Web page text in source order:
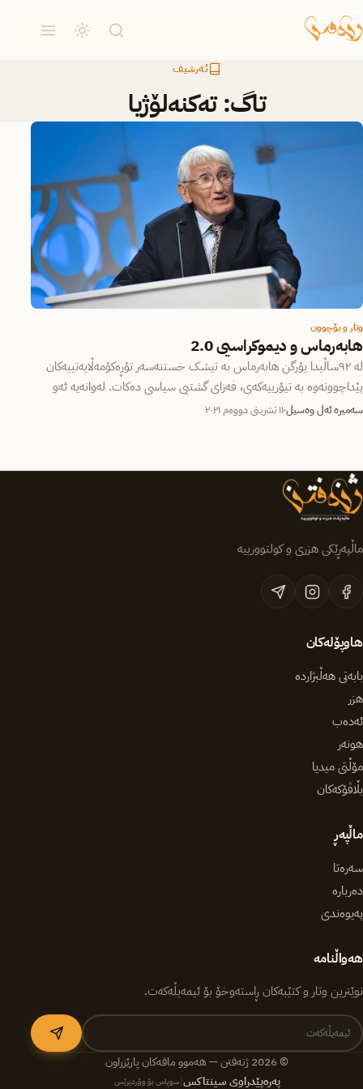
ئەرشیف
تاگ:تەکنەلۆژیا
وتار و بۆچوون
هابەرماس و دیموکراسیی 2.0
لە ٩٢ساڵیدا یۆرگن هابەرماس بە تیشک خستنەسەر تۆڕەکۆمەڵایەتییەکان
پێداچوونەوە بە تیۆرییەکەی، فەزای گشتیی سیاسی دەکات. لەوانەیە ئەو
ئەوانە [تۆڕەکۆمەڵایەتییەکان] زۆر…
سەمیرە ئەل وەسیل١١ تشرینی دووەم ٢٠٢١
ماڵپەڕێکی هزری و کولتوورییە
هاوپۆلەکان
بابەتی هەڵبژاردە
هزر
ئەدەب
هونەر
مۆڵتی میدیا
بڵاڤۆکەکان
ماڵپەڕ
سەرەتا
دەربارە
پەیوەندی
هەواڵنامە
نوێترین وتار و کتێبەکان ڕاستەوخۆ بۆ ئیمەیڵەکەت.
© 2026 ژنەفتن — هەموو مافەکان پارێزراون
پەرەپێدراوی سینتاکس سوپاس بۆ وۆردپرێس